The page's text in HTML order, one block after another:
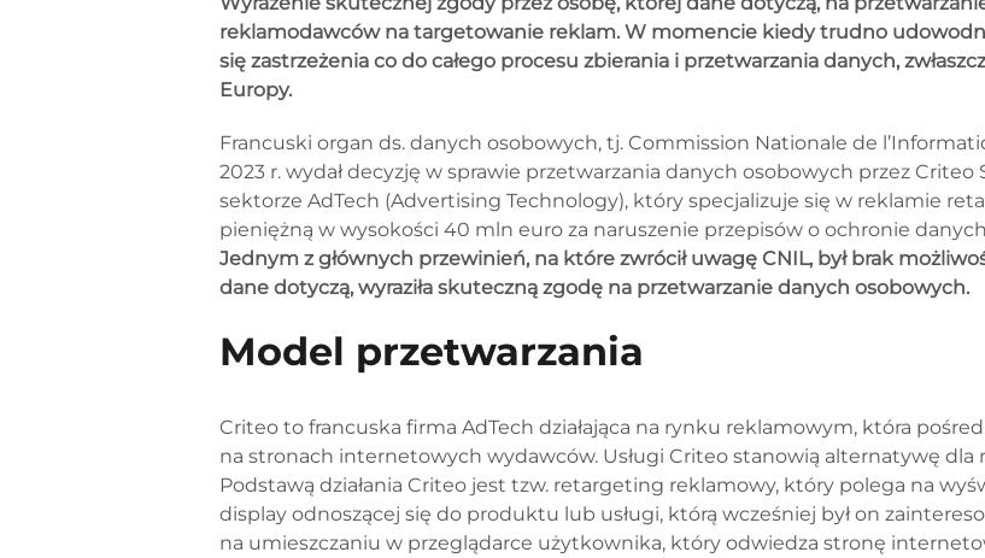
reklamodawców na targetowanie reklam. W momencie kiedy trudno
się zastrzeżenia co do całego procesu zbierania i przetwarzania danych,
Europy.
Francuski organ ds. danych osobowych, tj. Commission Nationale de
2023 r. wydał decyzję w sprawie przetwarzania danych osobowych przez Criteo
sektorze AdTech (Advertising Technology), który specjalizuje się w reklamie
pieniężną w wysokości 40 mln euro za naruszenie przepisów o ochronie
Jednym z głównych przewinień, na które zwrócił uwagę CNIL, był brak
dane dotyczą, wyraziła skuteczną zgodę na przetwarzanie danych osobowych.
Model przetwarzania
Criteo to francuska firma AdTech działająca na rynku reklamowym, która
na stronach internetowych wydawców. Usługi Criteo stanowią alternatywę dla
Podstawą działania Criteo jest tzw. retargeting reklamowy, który polega na
display odnoszącej się do produktu lub usługi, którą wcześniej był on
na umieszczaniu w przeglądarce użytkownika, który odwiedza stronę